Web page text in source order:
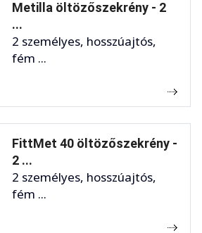
Metilla öltözőszekrény - 2
...
2 személyes, hosszúajtós,
fém ...
FittMet 40 öltözőszekrény -
2 ...
2 személyes, hosszúajtós,
fém ...